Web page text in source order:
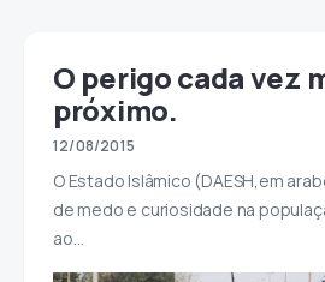
O perigo cada vez
próximo.
12/08/2015
O Estado Islâmico (DAESH,em
de medo e curiosidade na
ao…